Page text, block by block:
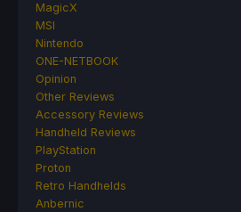
MagicX
MSI
Nintendo
ONE-NETBOOK
Opinion
Other Reviews
Accessory Reviews
Handheld Reviews
PlayStation
Proton
Retro Handhelds
Anbernic